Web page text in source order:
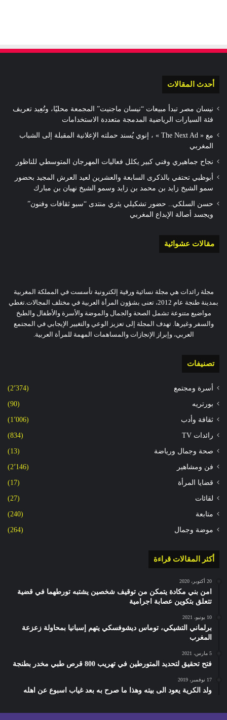
أحدث المقالات
نيسان مصر تبدأ مبيعات “نيسان ماجنيت” المجمعة محليًا، وتُعِيد تعريف
فئة السيارات الرياضية المدمجة متعددة الاستخدامات
مع « The Next Ad » ، إنوي يُسند حملته الإعلانية المقبلة إلى الشباب
المغربي
نجاح جماهيري وفني كبير يكلل فعاليات المهرجان المتوسطي للناظور
أبوظبي تحتفي بالذكرى السابعة والعشرين لعيد العرش المجيد بحضور
سمو الشيخ زايد بن محمد بن زايد وسمو الشيخ نهيان بن مبارك
حسن السلكي.. حضور تشكيلي يثري منتدى “سبو ثقافات وفنون”
ويجسد أصالة الإبداع المغربي
مقالات عشوائية
مجلة رائدات هي مجلة نسائية ورقية إلكترونية تأسست في المملكة المغربية
بمدينة طنجة عام 2012، تعنى بشؤون المرأة العربية في مختلف المجالات.تغطي
مواضيع متنوعة تشمل الصحة والجمال والموضة والأسرة والأطفال والطبخ
والسفر وغيرها. تهدف المجلة إلى تعزيز الوعي والتغيير الإيجابي في المجتمع
العربي، وإبراز الإنجازات والمساهمات المهمة للمرأة العربية.
تصنيفات
أسرة ومجتمع (2٬374)
بورتريه (90)
ثقافة وأدب (1٬006)
رائدات TV (834)
صحة وجمال ورياضة (13)
فن ومشاهير (2٬146)
قضايا المرأة (17)
لقائات (27)
متابعة (240)
موضة وجمال (264)
أكثر المقالات قراءة
20 أكتوبر، 2020
امن بني مكادة يتمكن من توقيف شخصين يشتبه تورطهما في قضية
تتعلق بتكوين عصابة اجرامية
10 يونيو، 2021
برلماني التشيكي، توماس ديشوفسكي يتهم إسبانيا بمحاولة زعزعة
المغرب
5 مارس، 2021
فتح تحقيق لتحديد المتورطين في تهريب 800 قرص طبي مخدر بطنجة
17 نوفمبر، 2019
ولد الكرية يعود الى بيته وهذا ما صرح به بعد غياب اسبوع عن اهله